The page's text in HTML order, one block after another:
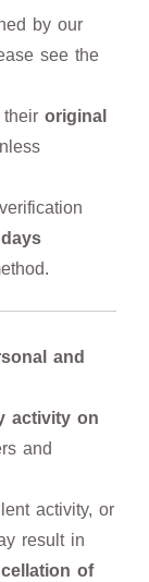
by our
see the
their original
and
activity on
and
activity, or
result in
of